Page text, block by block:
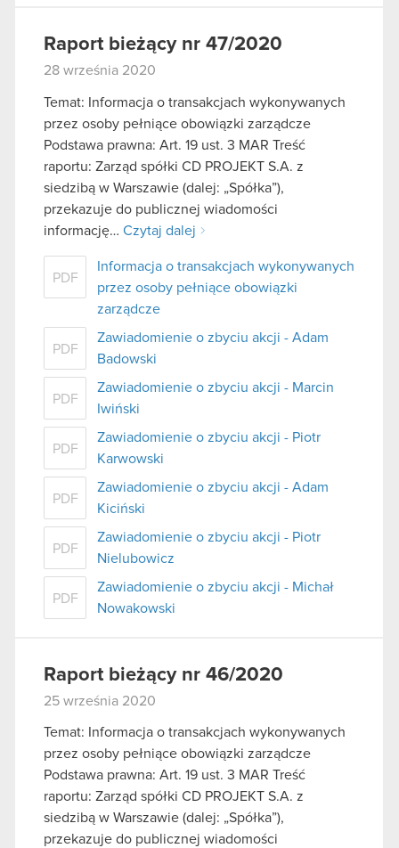
Raport bieżący nr 47/2020
28 września 2020
Temat: Informacja o transakcjach wykonywanych
przez osoby pełniące obowiązki zarządcze
Podstawa prawna: Art. 19 ust. 3 MAR Treść
raportu: Zarząd spółki CD PROJEKT S.A. z
siedzibą w Warszawie (dalej: „Spółka”),
przekazuje do publicznej wiadomości
informację… Czytaj dalej
PDF
Informacja o transakcjach wykonywanych
przez osoby pełniące obowiązki
zarządcze
PDF
Zawiadomienie o zbyciu akcji - Adam
Badowski
PDF
Zawiadomienie o zbyciu akcji - Marcin
Iwiński
PDF
Zawiadomienie o zbyciu akcji - Piotr
Karwowski
PDF
Zawiadomienie o zbyciu akcji - Adam
Kiciński
PDF
Zawiadomienie o zbyciu akcji - Piotr
Nielubowicz
PDF
Zawiadomienie o zbyciu akcji - Michał
Nowakowski
Raport bieżący nr 46/2020
25 września 2020
Temat: Informacja o transakcjach wykonywanych
przez osoby pełniące obowiązki zarządcze
Podstawa prawna: Art. 19 ust. 3 MAR Treść
raportu: Zarząd spółki CD PROJEKT S.A. z
siedzibą w Warszawie (dalej: „Spółka”),
przekazuje do publicznej wiadomości